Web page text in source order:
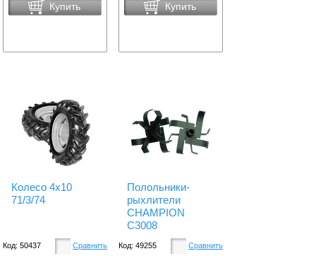
Купить Купить
Колесо 4х10
71/3/74
Код: 50437 Сравнить
Полольники-
рыхлители
CHAMPION
C3008
Код: 49255 Сравнить